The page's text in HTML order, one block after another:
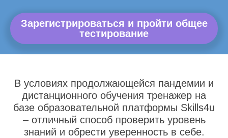
Зарегистрироваться и пройти общее
тестирование
В условиях продолжающейся пандемии и
дистанционного обучения тренажер на
базе образовательной платформы Skills4u
– отличный способ проверить уровень
знаний и обрести уверенность в себе.